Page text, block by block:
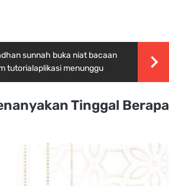
sunnah buka niat bacaan
tutorialaplikasi menunggu
Tinggal Berapa